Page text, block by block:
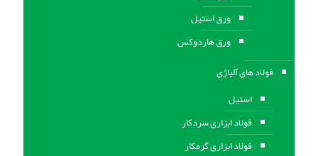
ورق استيل
ورق هاردوکس
فولاد های آلیاژی
استیل
فولاد ابزاری سردکار
فولاد ابزاری گرمکار